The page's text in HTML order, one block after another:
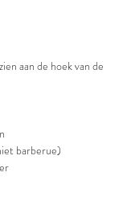
aan de hoek van de
barberue)